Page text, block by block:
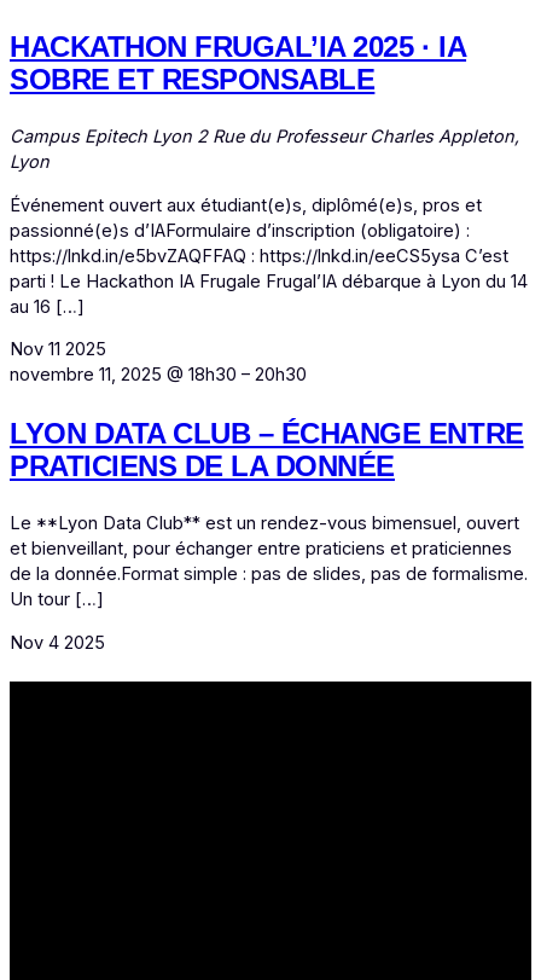
HACKATHON FRUGAL’IA 2025 · IA
SOBRE ET RESPONSABLE
Campus Epitech Lyon 2 Rue du Professeur Charles Appleton,
Lyon
Événement ouvert aux étudiant(e)s, diplômé(e)s, pros et
passionné(e)s d’IAFormulaire d’inscription (obligatoire) :
https://lnkd.in/e5bvZAQFFAQ : https://lnkd.in/eeCS5ysa C’est
parti ! Le Hackathon IA Frugale Frugal’IA débarque à Lyon du 14
au 16 […]
Nov 11 2025
novembre 11, 2025 @ 18h30 – 20h30
LYON DATA CLUB – ÉCHANGE ENTRE
PRATICIENS DE LA DONNÉE
Le **Lyon Data Club** est un rendez-vous bimensuel, ouvert
et bienveillant, pour échanger entre praticiens et praticiennes
de la donnée.Format simple : pas de slides, pas de formalisme.
Un tour […]
Nov 4 2025